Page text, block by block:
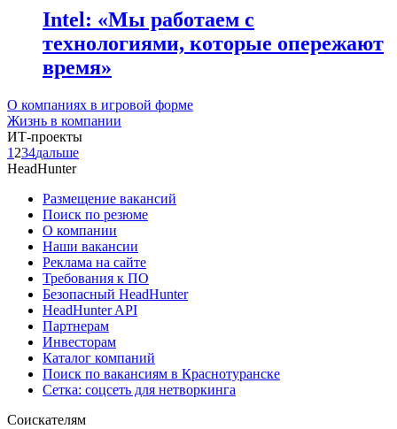
Intel: «Мы работаем с
технологиями, которые опережают
время»
О компаниях в игровой форме
Жизнь в компании
ИТ-проекты
1 234дальше
HeadHunter
Размещение вакансий
Поиск по резюме
О компании
Наши вакансии
Реклама на сайте
Требования к ПО
Безопасный HeadHunter
HeadHunter API
Партнерам
Инвесторам
Каталог компаний
Поиск по вакансиям в Краснотуранске
Сетка: соцсеть для нетворкинга
Соискателям